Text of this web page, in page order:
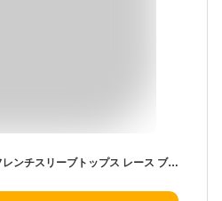
エーレスタイル Ehre style フレンチスリーブトップス レース ブラウス 涼しい スタイリッシュ フレア アシンメトリー 上品 スキッパー レディース ブラック ホワイト 黒 白 半袖 （ブラック